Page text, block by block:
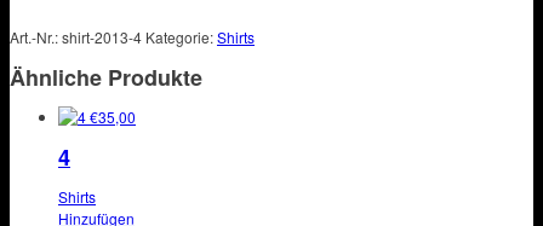
Art.-Nr.:shirt-2013-4 Kategorie:Shirts
Ähnliche Produkte
€35,00
4
Shirts
Hinzufügen